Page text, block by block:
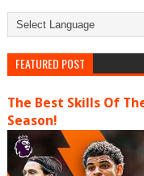
FEATURED POST
The Best Skills Of
Season!